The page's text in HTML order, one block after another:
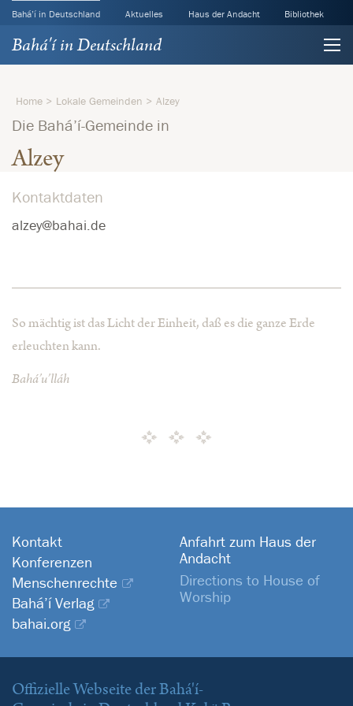
Bahá’í in Deutschland Aktuelles Haus der Andacht Bibliothek
Bahá'í in Deutschland
Home Lokale Gemeinden Alzey
Die Bahá’í-Gemeinde in
Alzey
Kontaktdaten
alzey@bahai.de
So mächtig ist das Licht der Einheit, daß es die ganze Erde
erleuchten kann.
Bahá’u’lláh
Kontakt
Konferenzen
Menschenrechte
Bahá’í Verlag
bahai.org
Anfahrt zum Haus der
Andacht
Directions to House of
Worship
Offizielle Webseite der Bahá'í-